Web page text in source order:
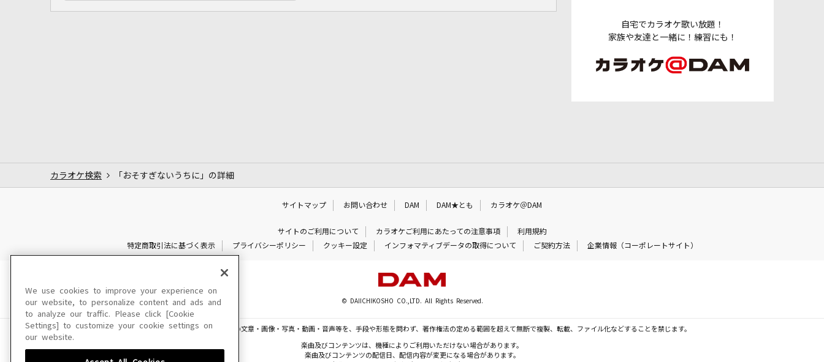
自宅でカラオケ歌い放題！
家族や友達と一緒に！練習にも！
カラオケ検索 「おそすぎないうちに」の詳細
サイトマップ お問い合わせ DAM DAM★とも カラオケ＠DAM
サイトのご利用について カラオケご利用にあたっての注意事項
利用規約
特定商取引法に基づく表示
プライバシーポリシー クッキー設定 インフォマティブデータの取得について ご契約方法 企業情報（コーポレートサイト）
© DAIICHIKOSHO CO.,LTD. All Rights Reserved.
このサイトに掲載されている一切の文章・画像・写真・動画・音声等を、手段や形態を問わず、著作権法の定める範囲を超えて無断で複製、転載、ファイル化などすることを禁じます。
楽曲及びコンテンツは、機種によりご利用いただけない場合があります。
楽曲及びコンテンツの配信日、配信内容が変更になる場合があります。
We use cookies to improve your experience on
our website, to personalize content and ads and
to analyze our traffic. Please click [Cookie
Settings] to customize your cookie settings on
our website.